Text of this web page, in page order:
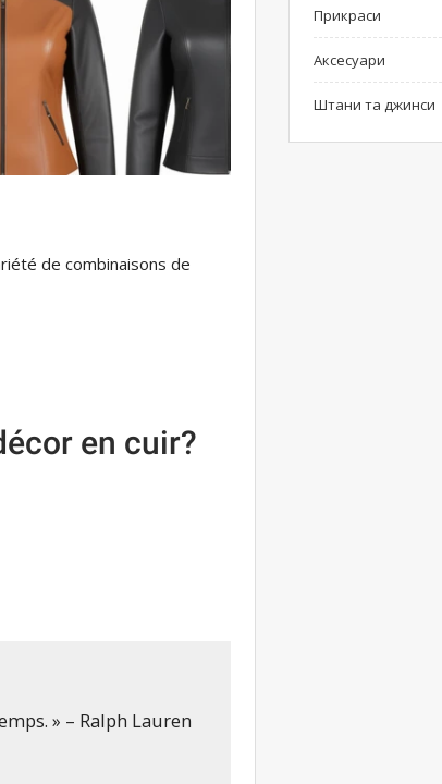
de combinaisons de
en cuir?
» – Ralph Lauren
Прикраси
Аксесуари
Штани та джинси